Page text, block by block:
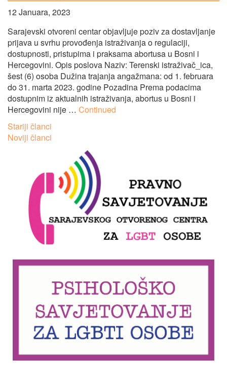
12 Januara, 2023
Sarajevski otvoreni centar objavljuje poziv za dostavljanje
prijava u svrhu provođenja istraživanja o regulaciji,
dostupnosti, pristupima i praksama abortusa u Bosni i
Hercegovini. Opis poslova Naziv: Terenski istraživač_ica,
šest (6) osoba Dužina trajanja angažmana: od 1. februara
do 31. marta 2023. godine Pozadina Prema podacima
dostupnim iz aktualnih istraživanja, abortus u Bosni i
Hercegovini nije … Continued
Navigacija
člancima
Stariji članci
Noviji članci